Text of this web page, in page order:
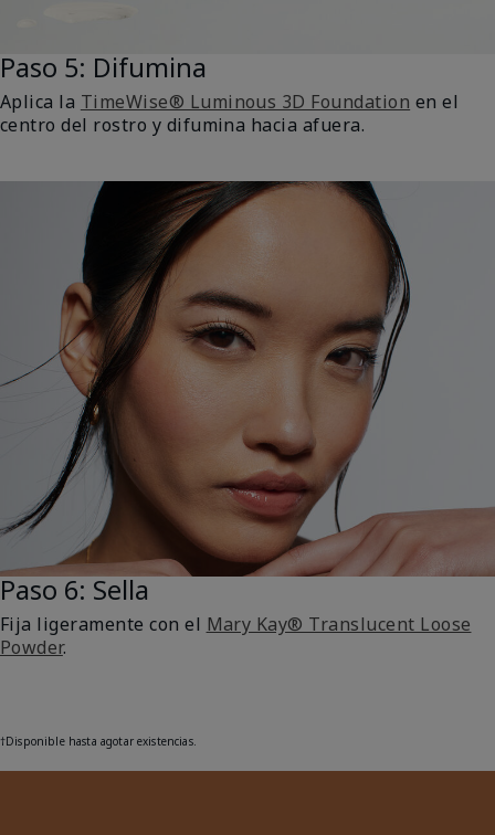
Paso 5: Difumina
Aplica la TimeWise® Luminous 3D Foundation en el
centro del rostro y difumina hacia afuera.
Paso 6: Sella
Fija ligeramente con el Mary Kay® Translucent Loose
Powder.
†Disponible hasta agotar existencias.